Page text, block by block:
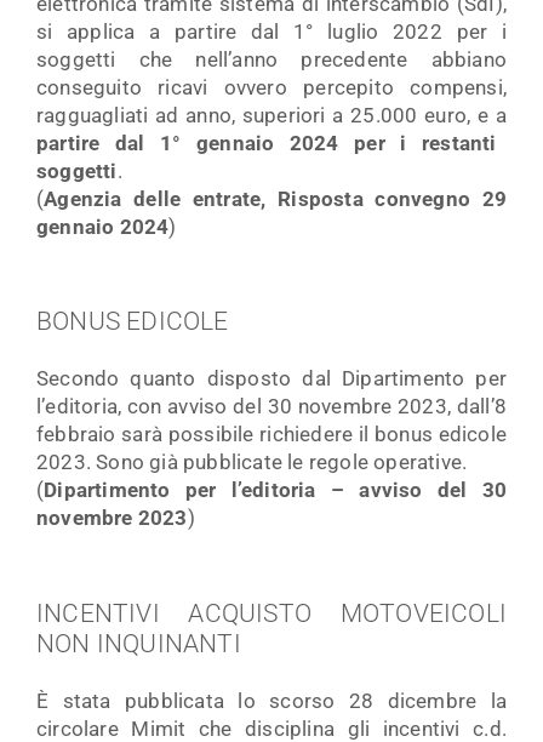
si applica a partire dal 1° luglio 2022 per i
soggetti che nell’anno precedente abbiano
conseguito ricavi ovvero percepito compensi,
ragguagliati ad anno, superiori a 25.000 euro, e a
partire dal 1° gennaio 2024 per i restanti
soggetti.
(Agenzia delle entrate, Risposta convegno 29
gennaio 2024)
BONUS EDICOLE
Secondo quanto disposto dal Dipartimento per
l’editoria, con avviso del 30 novembre 2023, dall’8
febbraio sarà possibile richiedere il bonus edicole
2023. Sono già pubblicate le regole operative.
(Dipartimento per l’editoria – avviso del 30
novembre 2023)
INCENTIVI ACQUISTO MOTOVEICOLI
NON INQUINANTI
È stata pubblicata lo scorso 28 dicembre la
circolare Mimit che disciplina gli incentivi c.d.